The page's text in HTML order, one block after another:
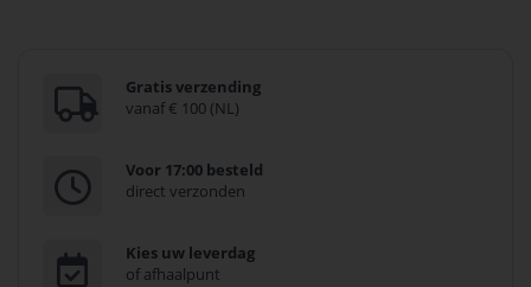
Gratis verzending
vanaf € 100 (NL)
Voor 17:00 besteld
direct verzonden
Kies uw leverdag
of afhaalpunt